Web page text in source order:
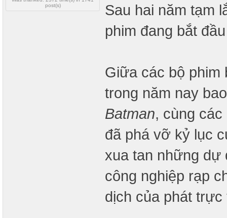
post(s)
Sau hai năm tạm
phim đang bắt
Giữa các bộ phim
trong năm nay
Batman, cùng
đã phá vỡ kỷ lục
xua tan những dự
công nghiệp rạp
dịch của phát trực